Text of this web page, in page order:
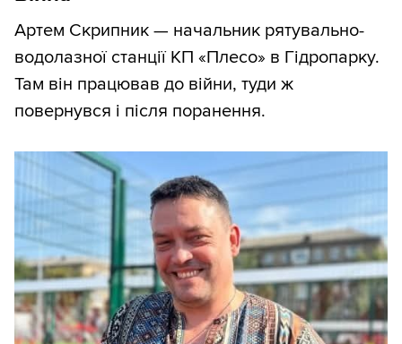
Артем Скрипник — начальник рятувально-
водолазної станції КП «Плесо» в Гідропарку.
Там він працював до війни, туди ж
повернувся і після поранення.